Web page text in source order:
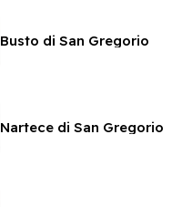
Busto di San Gregorio
Nartece di San Gregorio